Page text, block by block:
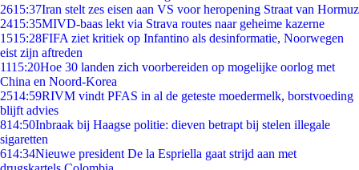
2615:37Iran stelt zes eisen aan VS voor heropening Straat van Hormuz
2415:35MIVD-baas lekt via Strava routes naar geheime kazerne
1515:28FIFA ziet kritiek op Infantino als desinformatie, Noorwegen
eist zijn aftreden
1115:20Hoe 30 landen zich voorbereiden op mogelijke oorlog met
China en Noord-Korea
2514:59RIVM vindt PFAS in al de geteste moedermelk, borstvoeding
blijft advies
814:50Inbraak bij Haagse politie: dieven betrapt bij stelen illegale
sigaretten
614:34Nieuwe president De la Espriella gaat strijd aan met